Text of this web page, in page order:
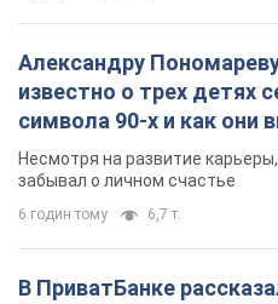
Александру
известно о трех детях
символа 90-х и как они
Несмотря на развитие
забывал о личном счастье
6 годин тому 6,7 т.
В ПриватБанке